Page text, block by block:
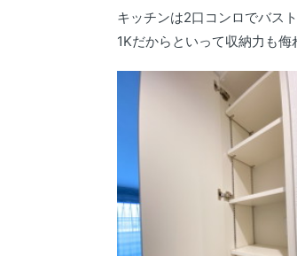
キッチンは2口コンロでバス
1Kだからといって収納力も侮